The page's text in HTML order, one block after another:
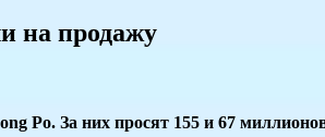
на продажу
Po. За них просят 155 и 67